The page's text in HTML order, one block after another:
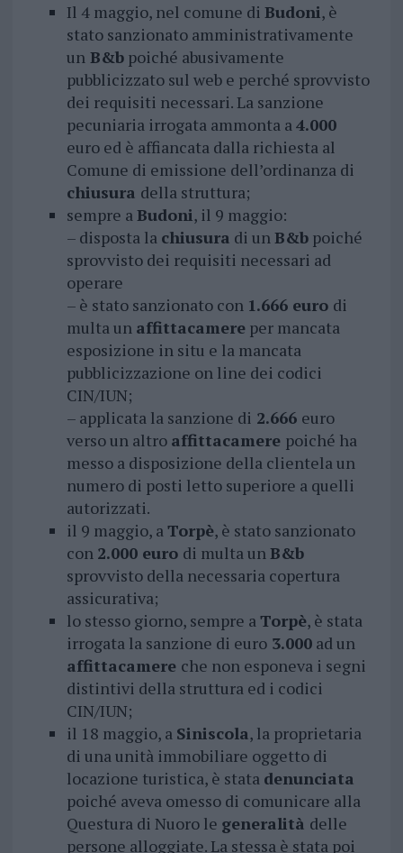
Il 4 maggio, nel comune di Budoni, è
stato sanzionato amministrativamente
unB&bpoiché abusivamente
pubblicizzato sul web e perché sprovvisto
dei requisiti necessari. La sanzione
pecuniaria irrogata ammonta a4.000
euro ed è affiancata dalla richiesta al
Comune di emissione dell’ordinanza di
chiusura della struttura;
sempre aBudoni, il 9 maggio:
– disposta la chiusura di unB&bpoiché
sprovvisto dei requisiti necessari ad
operare
– è stato sanzionato con 1.666 euro di
multa un affittacamereper mancata
esposizione in situ e la mancata
pubblicizzazione on line dei codici
CIN/IUN;
– applicata la sanzione di 2.666 euro
verso un altro affittacamere poiché ha
messo a disposizione della clientela un
numero di posti letto superiore a quelli
autorizzati.
il 9 maggio, aTorpè, è stato sanzionato
con 2.000 euro di multa unB&b
sprovvisto della necessaria copertura
assicurativa;
lo stesso giorno, sempre aTorpè, è stata
irrogata la sanzione di euro3.000ad un
affittacamere che non esponeva i segni
distintivi della struttura ed i codici
CIN/IUN;
il 18 maggio, a Siniscola, la proprietaria
di una unità immobiliare oggetto di
locazione turistica, è stata denunciata
poiché aveva omesso di comunicare alla
Questura di Nuoro le generalità delle
persone alloggiate. La stessa è stata poi